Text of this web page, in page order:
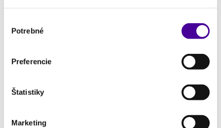
súhlasu
Potrebné
Preferencie
Štatistiky
Marketing